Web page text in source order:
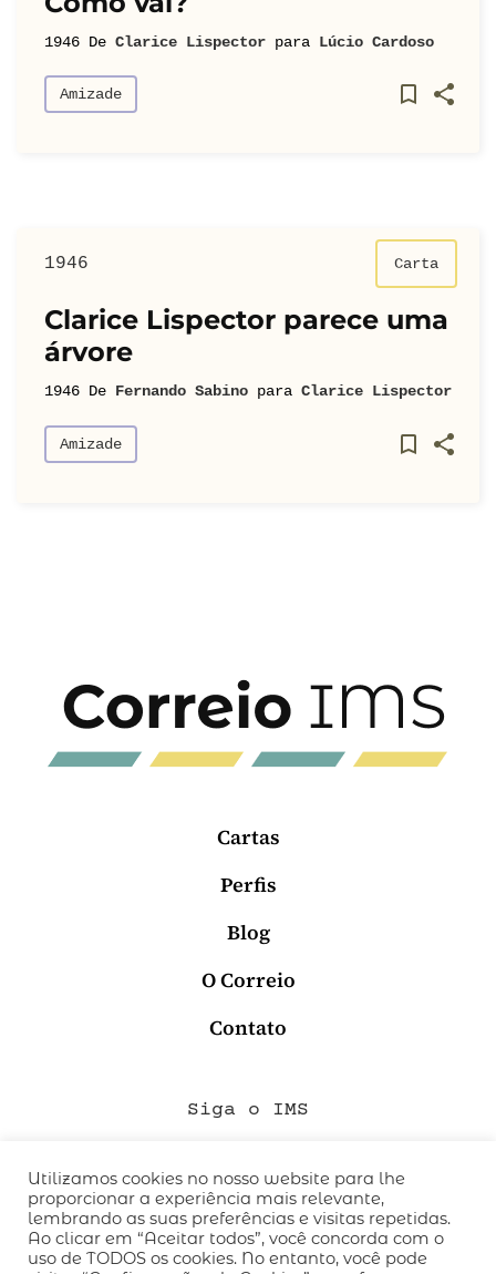
1946 De Clarice Lispector para Lúcio Cardoso
Amizade
1946 Carta
Clarice Lispector parece uma
árvore
1946 De Fernando Sabino para Clarice Lispector
Amizade
Cartas
Perfis
Blog
O Correio
Contato
Siga o IMS
QUEM SOMOS
CÓDIGO DE CONDUTA
POLÍTICA DE PRIVACIDADE
Utilizamos cookies no nosso website para lhe
proporcionar a experiência mais relevante,
lembrando as suas preferências e visitas repetidas.
Ao clicar em “Aceitar todos”, você concorda com o
uso de TODOS os cookies. No entanto, você pode